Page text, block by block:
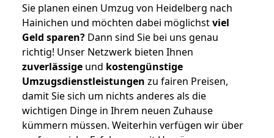
Sie planen einen Umzug von Heidelberg nach
Hainichen und möchten dabei möglichstviel
Geld sparen? Dann sind Sie bei uns genau
richtig! Unser Netzwerk bieten Ihnen
zuverlässige und kostengünstige
Umzugsdienstleistungen zu fairen Preisen,
damit Sie sich um nichts anderes als die
wichtigen Dinge in Ihrem neuen Zuhause
kümmern müssen. Weiterhin verfügen wir über